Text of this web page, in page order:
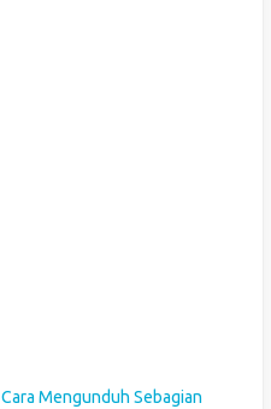
Cara Mengunduh Sebagian